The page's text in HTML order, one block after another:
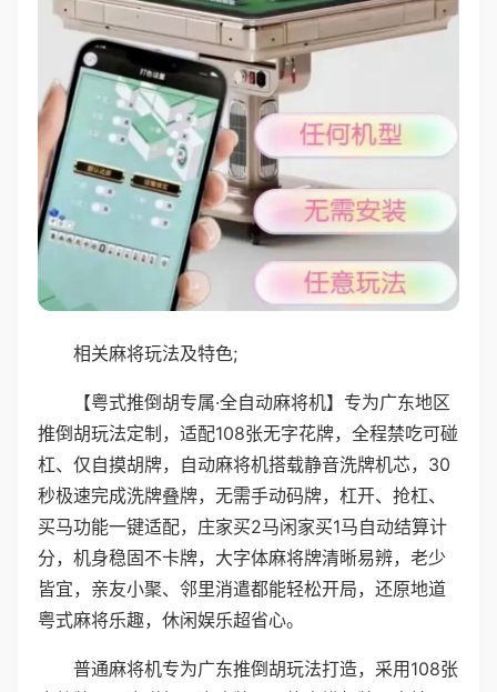
相关麻将玩法及特色;
【粤式推倒胡专属·全自动麻将机】专为广东地区
推倒胡玩法定制，适配108张无字花牌，全程禁吃可碰
杠、仅自摸胡牌，自动麻将机搭载静音洗牌机芯，30
秒极速完成洗牌叠牌，无需手动码牌，杠开、抢杠、
买马功能一键适配，庄家买2马闲家买1马自动结算计
分，机身稳固不卡牌，大字体麻将牌清晰易辨，老少
皆宜，亲友小聚、邻里消遣都能轻松开局，还原地道
粤式麻将乐趣，休闲娱乐超省心。
普通麻将机专为广东推倒胡玩法打造，采用108张